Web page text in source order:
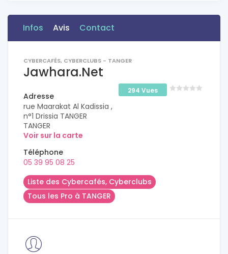
Infos Avis Contact
CYBERCAFÉS, CYBERCLUBS - TANGER
Jawhara.Net
294 Vues
Adresse
rue Maarakat Al Kadissia ,
n°1 Drissia TANGER
TANGER
Voir sur la carte
Téléphone
05 39 95 08 25
Liste des Cybercafés, Cyberclubs
Tous les Pro à TANGER